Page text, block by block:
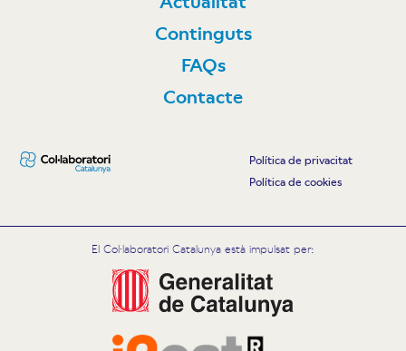
Continguts
FAQs
Contacte
Política de privacitat
Política de cookies
El Col·laboratori Catalunya està impulsat per: